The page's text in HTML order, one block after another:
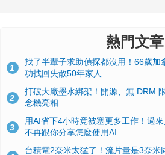
熱門文章
1
找了半輩子求助偵探都沒用！66歲加
功找回失散50年家人
2
打破大廠墨水綁架！開源、無 DRM
念機亮相
3
用AI省下4小時竟被塞更多工作！過
不再跟你分享怎麼使用AI
台積電2奈米太猛了！流片量是3奈